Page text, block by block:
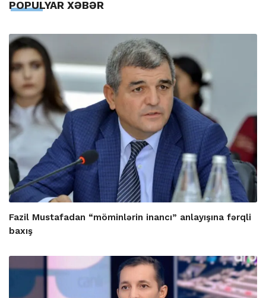
POPULYAR XƏBƏR
Fazil Mustafadan “möminlərin inancı” anlayışına fərqli
baxış